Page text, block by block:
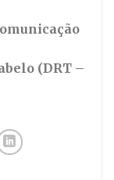
(DRT –